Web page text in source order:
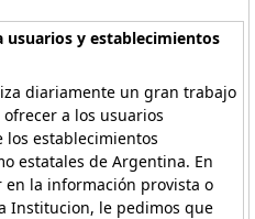
y establecimientos
diariamente un gran trabajo
a los usuarios
los establecimientos
estatales de Argentina. En
la información provista o
Institucion, le pedimos que